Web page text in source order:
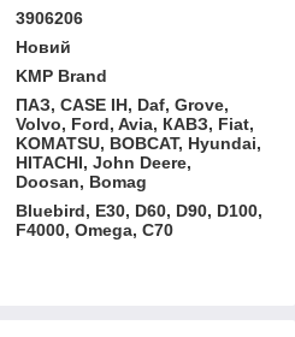
3906206
Новий
KMP Brand
ПАЗ, CASE IH, Daf, Grove,
Volvo, Ford, Avia, КАВЗ, Fiat,
KOMATSU, BOBCAT, Hyundai,
HITACHI, John Deere,
Doosan, Bomag
Bluebird, E30, D60, D90, D100,
F4000, Omega, C70